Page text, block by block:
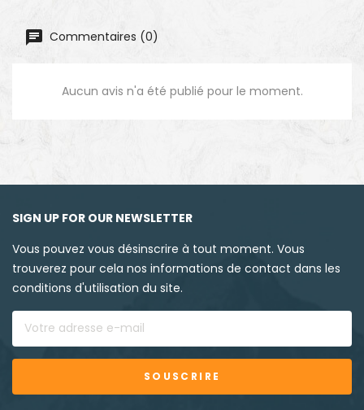
Commentaires (0)
Aucun avis n'a été publié pour le moment.
SIGN UP FOR OUR NEWSLETTER
Vous pouvez vous désinscrire à tout moment. Vous
trouverez pour cela nos informations de contact dans les
conditions d'utilisation du site.
SOUSCRIRE